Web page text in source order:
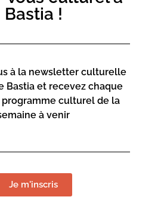
Bastia !
à la newsletter culturelle
Bastia et recevez chaque
culturel de la
à venir
Je m'inscris